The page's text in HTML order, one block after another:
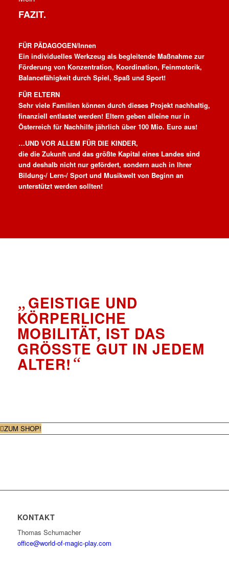
FAZIT.
FÜR PÄDAGOGEN/Innen
Ein individuelles Werkzeug als begleitende Maßnahme zur
Förderung von Konzentration, Koordination, Feinmotorik,
Balancefähigkeit durch Spiel, Spaß und Sport!
FÜR ELTERN
Sehr viele Familien können durch dieses Projekt nachhaltig,
finanziell entlastet werden! Eltern geben alleine nur in
Österreich für Nachhilfe jährlich über 100 Mio. Euro aus!
…UND VOR ALLEM FÜR DIE KINDER,
die die Zukunft und das größte Kapital eines Landes sind
und deshalb nicht nur gefördert, sondern auch in Ihrer
Bildung-/ Lern-/ Sport und Musikwelt von Beginn an
unterstützt werden sollten!
„GEISTIGE UND
KÖRPERLICHE
MOBILITÄT, IST DAS
GRÖSSTE GUT IN JEDEM A
LTER! “
ZUM SHOP!
KONTAKT
Thomas Schumacher
office@world-of-magic-play.com